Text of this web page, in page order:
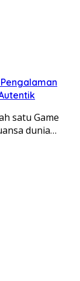
satu Game
dunia…